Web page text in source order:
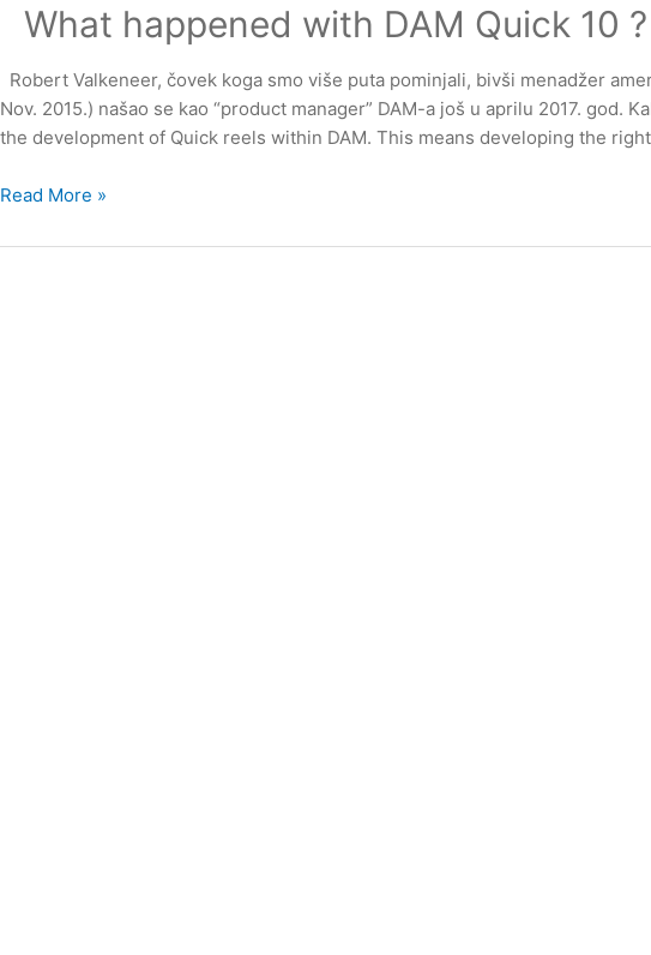
What happened with DAM Quick 10 ?
Robert Valkeneer, čovek koga smo više puta pominjali, bivši menadžer
Nov. 2015.) našao se kao “product manager” DAM-a još u aprilu 2017. god.
the development of Quick reels within DAM. This means developing the
What
with
Read More »